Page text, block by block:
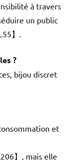
à travers
un public
】.
?
bijou discret
et
】, mais elle